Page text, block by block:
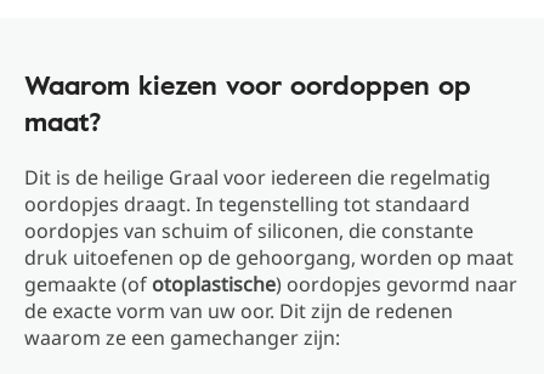
Waarom kiezen voor oordoppen op
maat?
Dit is de heilige Graal voor iedereen die regelmatig
oordopjes draagt. In tegenstelling tot standaard
oordopjes van schuim of siliconen, die constante
druk uitoefenen op de gehoorgang, worden op maat
gemaakte (of otoplastische) oordopjes gevormd naar
de exacte vorm van uw oor. Dit zijn de redenen
waarom ze een gamechanger zijn: